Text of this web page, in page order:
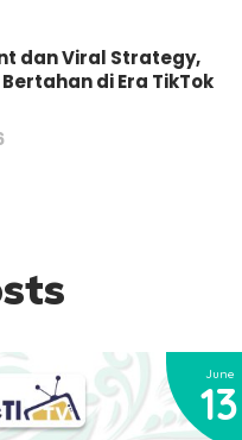
dan Viral Strategy,
di Era TikTok
June
13